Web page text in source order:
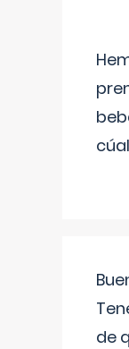
de